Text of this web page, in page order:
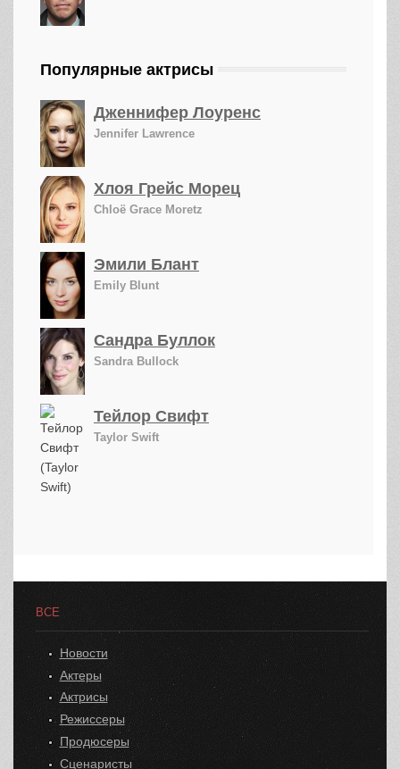
Популярные актрисы
Дженнифер Лоуренс
Jennifer Lawrence
Хлоя Грейс Морец
Chloë Grace Moretz
Эмили Блант
Emily Blunt
Сандра Буллок
Sandra Bullock
Тейлор Свифт
Taylor Swift
ВСЕ
Новости
Актеры
Актрисы
Режиссеры
Продюсеры
Сценаристы